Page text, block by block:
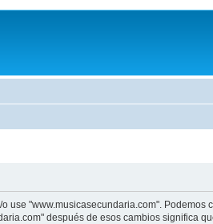
use "www.musicasecundaria.com". Podemos
después de esos cambios significa